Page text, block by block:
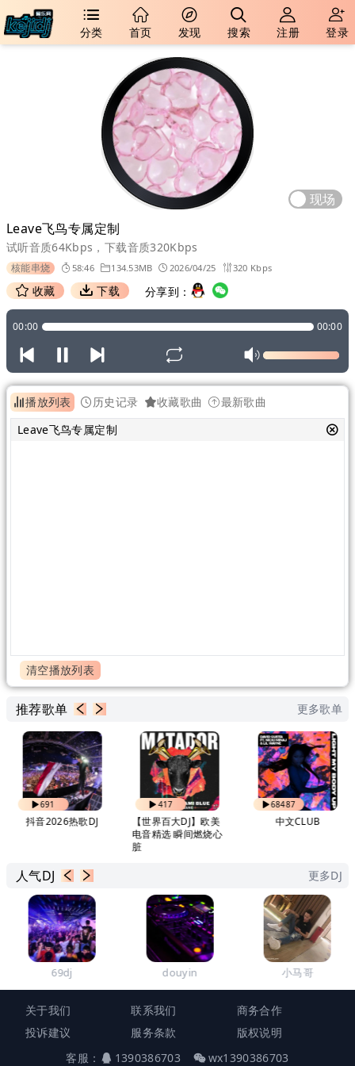
分类 首页 发现 搜索 注册 登录
现场
Leave飞鸟专属定制
试听音质64Kbps，下载音质320Kbps
核能串烧 58:46 134.53MB 2026/04/25 320 Kbps
收藏 下载 分享到：
00:00 00:00
播放列表 历史记录 收藏歌曲
最新歌曲
Leave飞鸟专属定制
清空播放列表
推荐歌单 更多歌单
691
抖音2026热歌DJ
417
【世界百大DJ】欧美
电音精选 瞬间燃烧心
脏
68487
中文CLUB
人气DJ 更多DJ
69dj douyin 小马哥
关于我们 联系我们
商务合作
投诉建议
服务条款
版权说明
客服：
1390386703 wx1390386703